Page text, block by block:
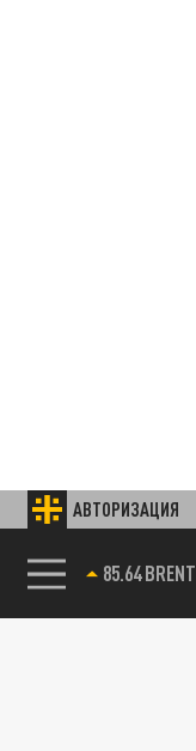
АВТОРИЗАЦИЯ
85.64 BRENT